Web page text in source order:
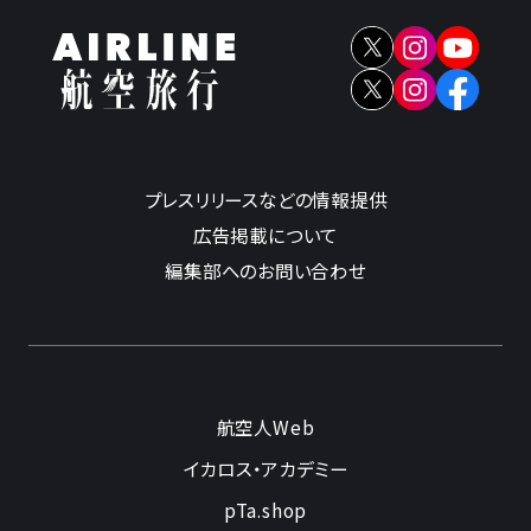
プレスリリースなどの情報提供
広告掲載について
編集部へのお問い合わせ
航空人Web
イカロス・アカデミー
pTa.shop